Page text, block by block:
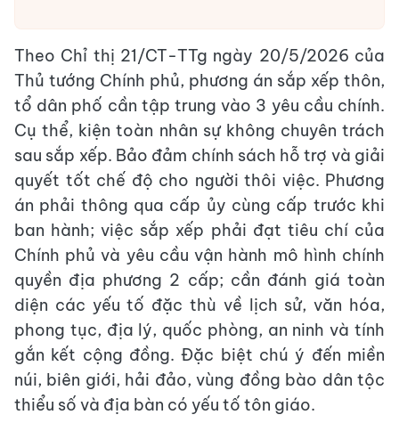
Theo Chỉ thị 21/CT-TTg ngày 20/5/2026 của
Thủ tướng Chính phủ, phương án sắp xếp thôn,
tổ dân phố cần tập trung vào 3 yêu cầu chính.
Cụ thể, kiện toàn nhân sự không chuyên trách
sau sắp xếp. Bảo đảm chính sách hỗ trợ và giải
quyết tốt chế độ cho người thôi việc. Phương
án phải thông qua cấp ủy cùng cấp trước khi
ban hành; việc sắp xếp phải đạt tiêu chí của
Chính phủ và yêu cầu vận hành mô hình chính
quyền địa phương 2 cấp; cần đánh giá toàn
diện các yếu tố đặc thù về lịch sử, văn hóa,
phong tục, địa lý, quốc phòng, an ninh và tính
gắn kết cộng đồng. Đặc biệt chú ý đến miền
núi, biên giới, hải đảo, vùng đồng bào dân tộc
thiểu số và địa bàn có yếu tố tôn giáo.